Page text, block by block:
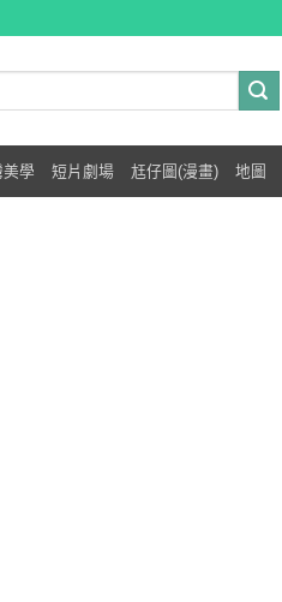
美學 短片劇場 尪仔圖(漫畫) 地圖